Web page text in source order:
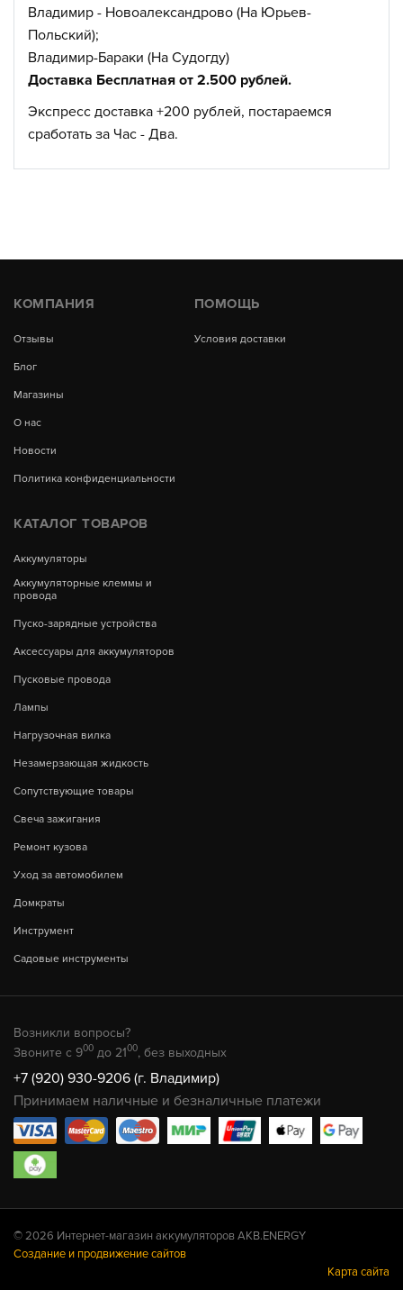
Владимир - Новоалександрово (На Юрьев-
Польский);
Владимир-Бараки (На Судогду)
Доставка Бесплатная от 2.500 рублей.
Экспресс доставка +200 рублей, постараемся
сработать за Час - Два.
КОМПАНИЯ
Отзывы
Блог
Магазины
О нас
Новости
Политика конфиденциальности
ПОМОЩЬ
Условия доставки
КАТАЛОГ ТОВАРОВ
Аккумуляторы
Аккумуляторные клеммы и
провода
Пуско-зарядные устройства
Аксессуары для аккумуляторов
Пусковые провода
Лампы
Нагрузочная вилка
Незамерзающая жидкость
Сопутствующие товары
Свеча зажигания
Ремонт кузова
Уход за автомобилем
Домкраты
Инструмент
Садовые инструменты
Возникли вопросы?
Звоните с 900 до 2100, без выходных
+7 (920) 930-9206 (г. Владимир)
Принимаем наличные и безналичные платежи
© 2026 Интернет-магазин аккумуляторов AKB.ENERGY
Создание и продвижение сайтов
Карта сайта